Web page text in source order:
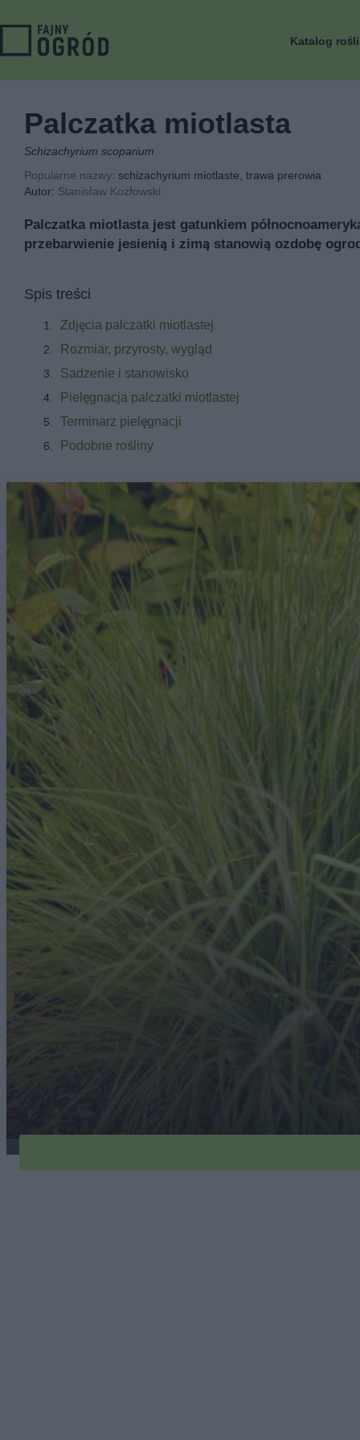
Katalog
Palczatka miotlasta
Schizachyrium scoparium
Popularne nazwy: schizachyrium miotlaste, trawa prerowia
Autor: Stanisław Kozłowski
Palczatka miotlasta jest gatunkiem
przebarwienie jesienią i zimą stanowią ozdobę
Spis treści
Zdjęcia palczatki miotlastej
Rozmiar, przyrosty, wygląd
Sadzenie i stanowisko
Pielęgnacja palczatki miotlastej
Terminarz pielęgnacji
Podobne rośliny